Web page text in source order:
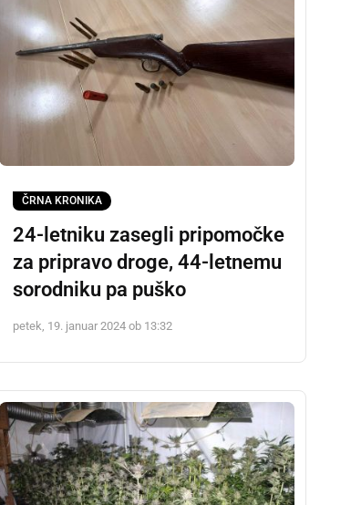
ČRNA KRONIKA
24-letniku zasegli pripomočke
za pripravo droge, 44-letnemu
sorodniku pa puško
petek, 19. januar 2024 ob 13:32